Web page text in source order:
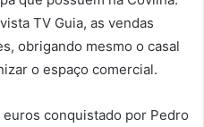
TV Guia, as vendas
obrigando mesmo o casal
o espaço comercial.
conquistado por Pedro